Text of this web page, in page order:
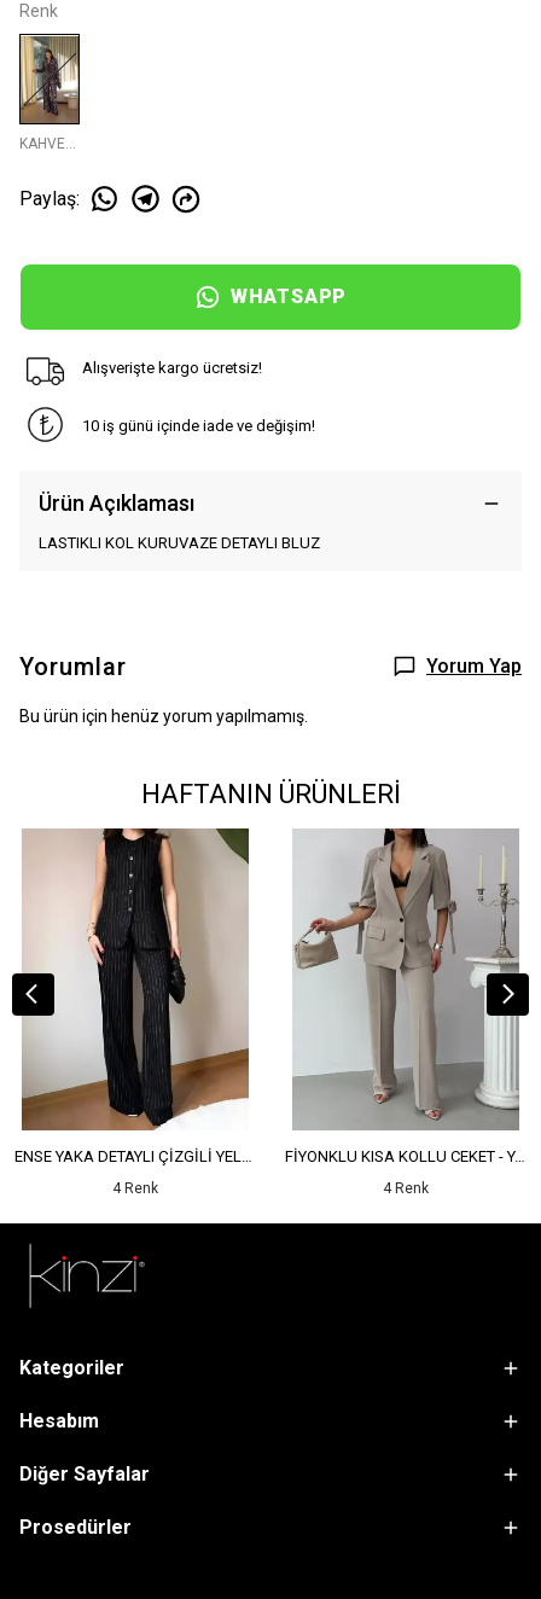
Renk
KAHVERENGI
Paylaş:
WHATSAPP
Alışverişte kargo ücretsiz!
10 iş günü içinde iade ve değişim!
Ürün Açıklaması
LASTIKLI KOL KURUVAZE DETAYLI BLUZ
Yorumlar Yorum Yap
Bu ürün için henüz yorum yapılmamış.
HAFTANIN ÜRÜNLERİ
ENSE YAKA DETAYLI ÇİZGİLİ YELEK - YÜKSEK BEL DETAYLI ÇİZGİLİ PANTOLON
4 Renk
FİYONKLU KISA KOLLU CEKET - YÜKSEK BEL SALAŞ PANTOLON
4 Renk
Kategoriler
Hesabım
Diğer Sayfalar
Prosedürler